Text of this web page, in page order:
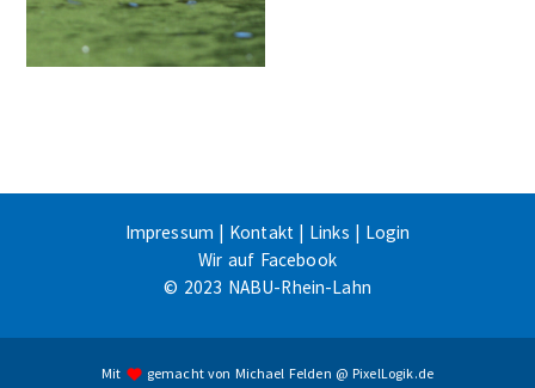
Impressum Kontakt Links
Login
Wir auf Facebook
© 2023 NABU-Rhein-Lahn
Mit gemacht von Michael Felden @PixelLogik.de